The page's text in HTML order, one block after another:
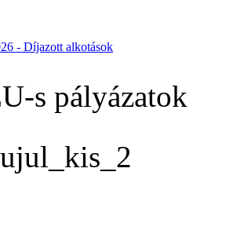
- Díjazott alkotások
s pályázatok